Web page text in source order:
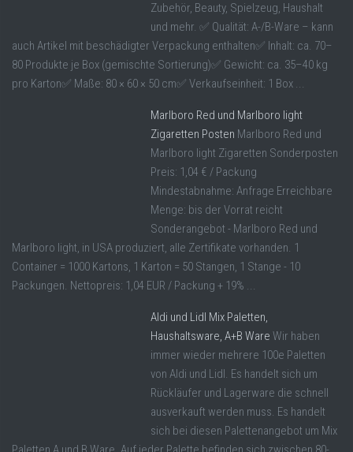
Zubehör, Beauty, Spielzeug, Haushalt
und mehr. ✅ Qualität: A-/B-Ware – kann
auch Artikel mit beschädigter Verpackung enthalten✅ Inhalt: ca. 70–
80 Produkte je Box (gemischte Sortierung)✅ Gewicht: ca. 35–40 kg
pro Karton✅ Maße: 80 × 60 × 50 cm✅ Verkaufseinheit: 1 Box ...
Marlboro Red und Marlboro light
Zigaretten Posten Marlboro Red und
Marlboro light Zigaretten Sonderposten
Preis: 1,04 € / Packung
Mindestabnahme: Anfrage Erreichbare
Menge: bis der Vorrat reicht
Sonderangebot - Marlboro Red und
Marlboro light, in USA produziert, alle Zertifikate vorhanden. 1
Container = 1000 Kartons, 1 Karton = 50 Stangen, 1 Stange - 10
Packungen. Nettopreis: 1,04 EUR / Packung + 19% ...
Aldi und Lidl Mix Paletten,
Haushaltsware, A+B Ware Wir haben
immer wieder mehrere 100e Paletten
von Aldi und Lidl. Es handelt sich um
Rückläufer und Lagerware die schnell
ausverkauft werden muss. Es handelt
sich bei diesen Palettenangebot um Mix